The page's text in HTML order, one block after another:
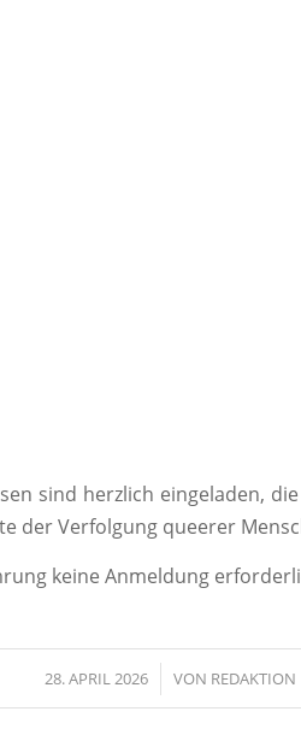
sind herzlich eingeladen,
der Verfolgung queerer
keine Anmeldung
28. APRIL 2026
/ VON REDAKTION